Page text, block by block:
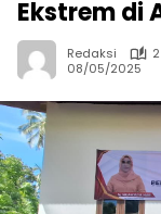
Ekstrem di
Redaksi
08/05/2025